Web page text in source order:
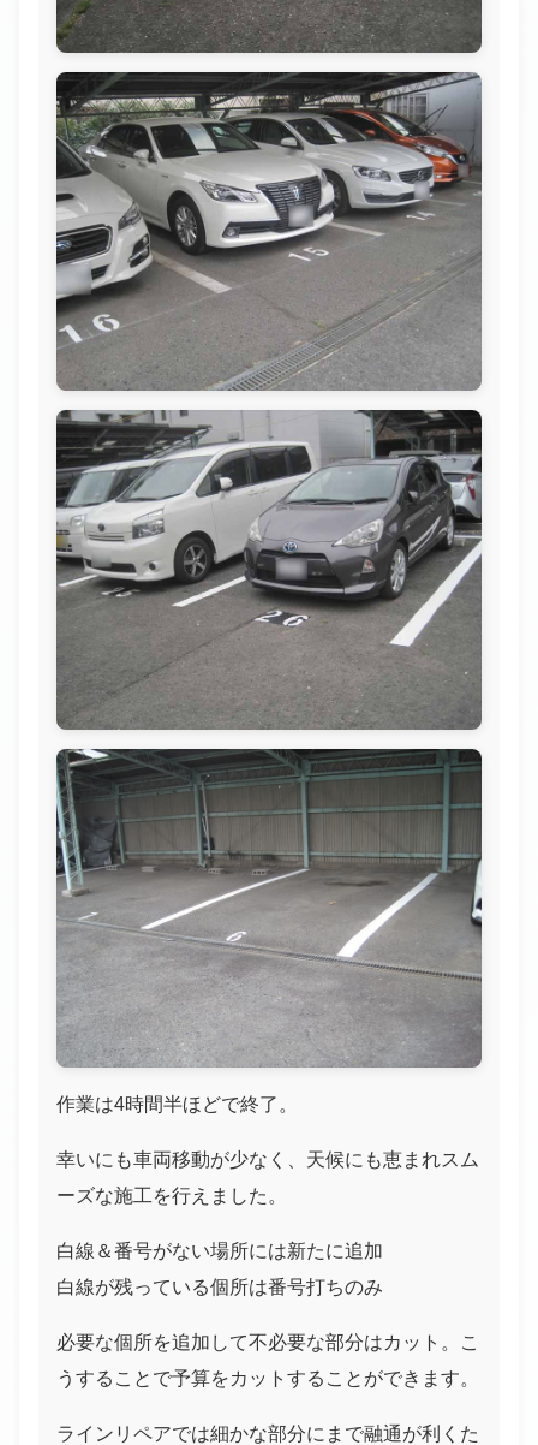
作業は4時間半ほどで終了。
幸いにも車両移動が少なく、天候にも恵まれスム
ーズな施工を行えました。
白線＆番号がない場所には新たに追加
白線が残っている個所は番号打ちのみ
必要な個所を追加して不必要な部分はカット。こ
うすることで予算をカットすることができます。
ラインリペアでは細かな部分にまで融通が利くた